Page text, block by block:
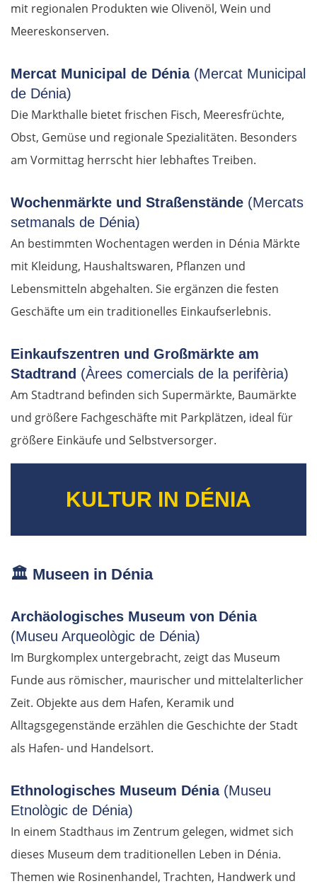
mit regionalen Produkten wie Olivenöl, Wein und
Meereskonserven.
Mercat Municipal de Dénia (Mercat Municipal
de Dénia)
Die Markthalle bietet frischen Fisch, Meeresfrüchte,
Obst, Gemüse und regionale Spezialitäten. Besonders
am Vormittag herrscht hier lebhaftes Treiben.
Wochenmärkte und Straßenstände (Mercats
setmanals de Dénia)
An bestimmten Wochentagen werden in Dénia Märkte
mit Kleidung, Haushaltswaren, Pflanzen und
Lebensmitteln abgehalten. Sie ergänzen die festen
Geschäfte um ein traditionelles Einkaufserlebnis.
Einkaufszentren und Großmärkte am
Stadtrand (Àrees comercials de la perifèria)
Am Stadtrand befinden sich Supermärkte, Baumärkte
und größere Fachgeschäfte mit Parkplätzen, ideal für
größere Einkäufe und Selbstversorger.
KULTUR IN DÉNIA
🏛️ Museen in Dénia
Archäologisches Museum von Dénia
(Museu Arqueològic de Dénia)
Im Burgkomplex untergebracht, zeigt das Museum
Funde aus römischer, maurischer und mittelalterlicher
Zeit. Objekte aus dem Hafen, Keramik und
Alltagsgegenstände erzählen die Geschichte der Stadt
als Hafen- und Handelsort.
Ethnologisches Museum Dénia (Museu
Etnològic de Dénia)
In einem Stadthaus im Zentrum gelegen, widmet sich
dieses Museum dem traditionellen Leben in Dénia.
Themen wie Rosinenhandel, Trachten, Handwerk und